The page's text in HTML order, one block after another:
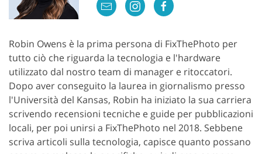
Robin Owens è la prima persona di FixThePhoto per
tutto ciò che riguarda la tecnologia e l'hardware
utilizzato dal nostro team di manager e ritoccatori.
Dopo aver conseguito la laurea in giornalismo presso
l'Università del Kansas, Robin ha iniziato la sua carriera
scrivendo recensioni tecniche e guide per pubblicazioni
locali, per poi unirsi a FixThePhoto nel 2018. Sebbene
scriva articoli sulla tecnologia, capisce quanto possano